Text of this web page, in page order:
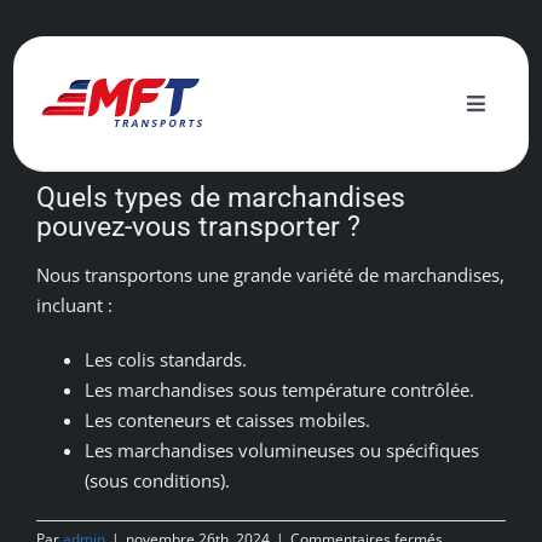
au
Toggle
Nos services
Engagement écologique
Contact
Quels types de marchandises
pouvez-vous transporter ?
Nous transportons une grande variété de marchandises,
incluant :
Les colis standards.
Les marchandises sous température contrôlée.
Les conteneurs et caisses mobiles.
Les marchandises volumineuses ou spécifiques
(sous conditions).
sur